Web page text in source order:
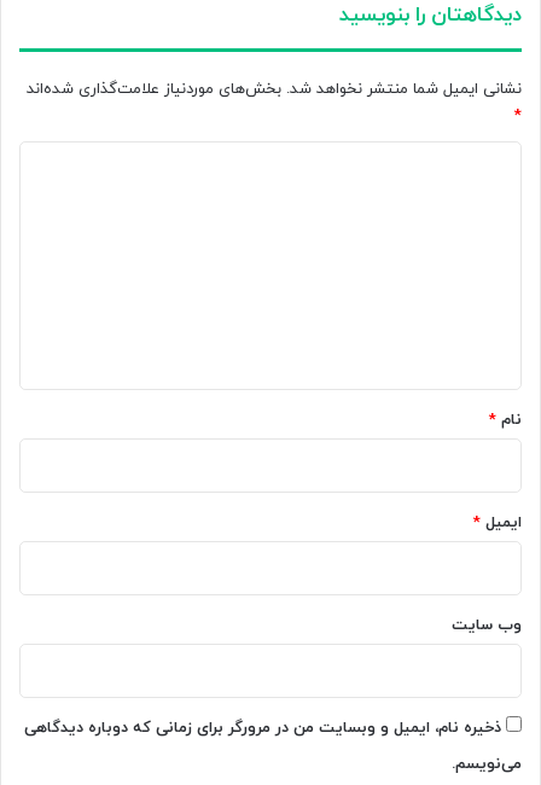
دندانپزشکی
دیدگاهتان را بنویسید
نشانی ایمیل شما منتشر نخواهد شد. بخش‌های موردنیاز علامت‌گذاری شده‌اند
*
نام *
ایمیل *
وب‌ سایت
ذخیره نام، ایمیل و وبسایت من در مرورگر برای زمانی که دوباره دیدگاهی
می‌نویسم.